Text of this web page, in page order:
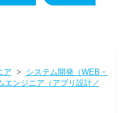
ア > システム開発（WEB・
エンジニア（アプリ設計／